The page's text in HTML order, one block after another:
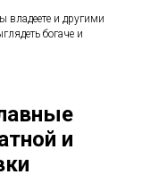
владеете и другими
богаче и
и